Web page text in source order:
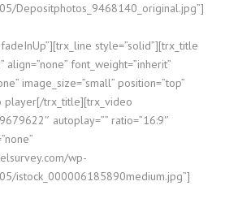
Depositphotos_9468140_original.jpg”]
style=”solid”][trx_title
align=”none” font_weight=”inherit”
image_size=”small” position=”top”
player[/trx_title][trx_video
autoplay=”” ratio=”16:9″
wp-
istock_000006185890medium.jpg”]